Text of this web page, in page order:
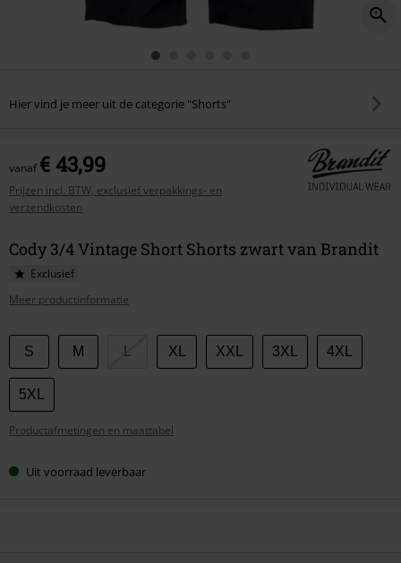
Hier vind je meer uit de categorie "Shorts"
vanaf€ 43,99
Prijzen incl. BTW, exclusief verpakkings- en
verzendkosten
Cody 3/4 Vintage Short Shorts zwart van Brandit
Exclusief
Meer productinformatie
Kies
je
maat
S M XL XXL 3XL 4XL
5XL
Productafmetingen en maattabel
Uit voorraad leverbaar